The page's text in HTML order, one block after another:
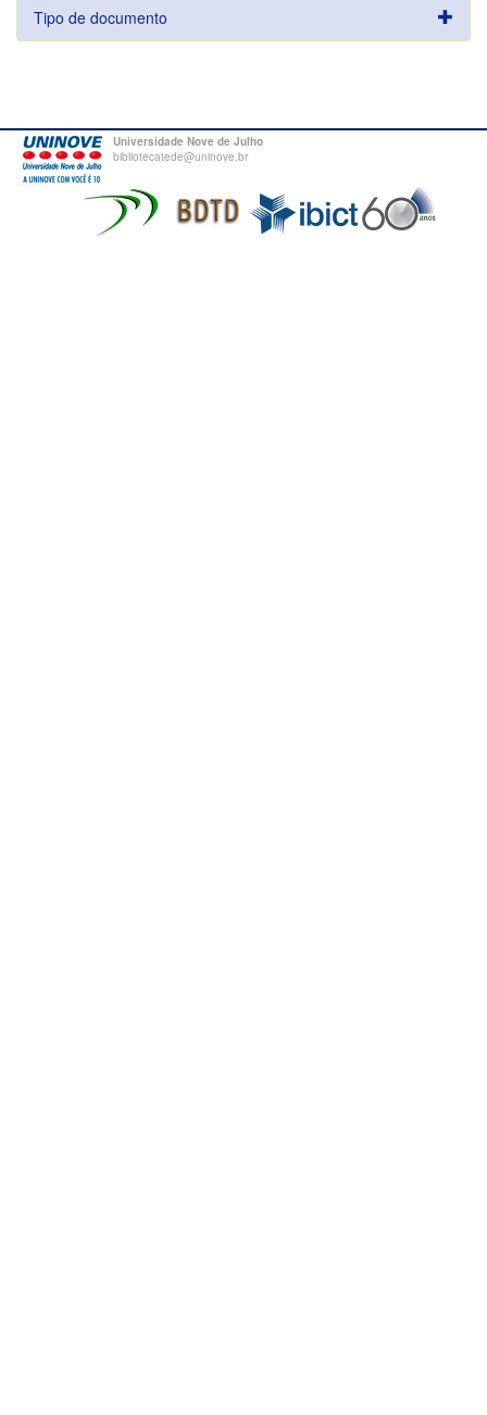
Tipo de documento
Universidade Nove de Julho
bibliotecatede@uninove.br